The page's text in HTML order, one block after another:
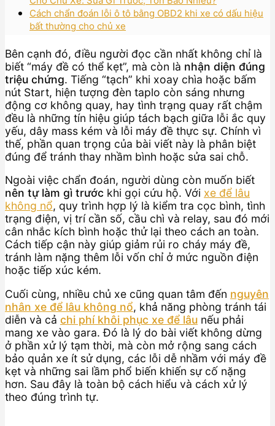
Cách chẩn đoán lỗi ô tô bằng OBD2 khi xe có dấu hiệu
bất thường cho chủ xe
Bên cạnh đó, điều người đọc cần nhất không chỉ là
biết “máy đề có thể kẹt”, mà còn là nhận diện đúng
triệu chứng. Tiếng “tạch” khi xoay chìa hoặc bấm
nút Start, hiện tượng đèn taplo còn sáng nhưng
động cơ không quay, hay tình trạng quay rất chậm
đều là những tín hiệu giúp tách bạch giữa lỗi ắc quy
yếu, dây mass kém và lỗi máy đề thực sự. Chính vì
thế, phần quan trọng của bài viết này là phân biệt
đúng để tránh thay nhầm bình hoặc sửa sai chỗ.
Ngoài việc chẩn đoán, người dùng còn muốn biết
nên tự làm gì trước khi gọi cứu hộ. Với xe để lâu
không nổ, quy trình hợp lý là kiểm tra cọc bình, tình
trạng điện, vị trí cần số, cầu chì và relay, sau đó mới
cân nhắc kích bình hoặc thử lại theo cách an toàn.
Cách tiếp cận này giúp giảm rủi ro cháy máy đề,
tránh làm nặng thêm lỗi vốn chỉ ở mức nguồn điện
hoặc tiếp xúc kém.
Cuối cùng, nhiều chủ xe cũng quan tâm đến nguyên
nhân xe để lâu không nổ, khả năng phòng tránh tái
diễn và cả chi phí khôi phục xe để lâu nếu phải
mang xe vào gara. Đó là lý do bài viết không dừng
ở phần xử lý tạm thời, mà còn mở rộng sang cách
bảo quản xe ít sử dụng, các lỗi dễ nhầm với máy đề
kẹt và những sai lầm phổ biến khiến sự cố nặng
hơn. Sau đây là toàn bộ cách hiểu và cách xử lý
theo đúng trình tự.